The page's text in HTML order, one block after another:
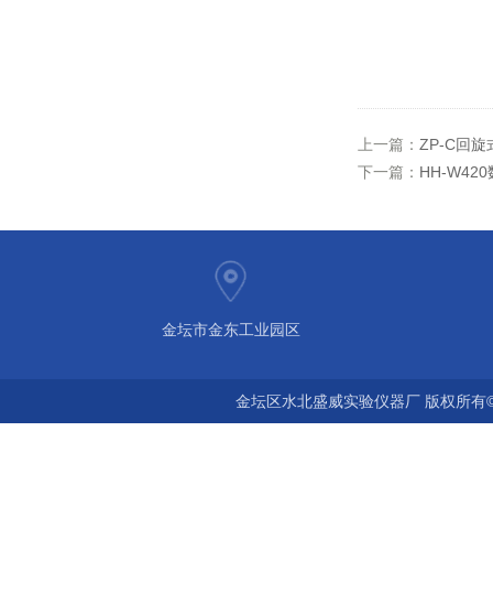
上一篇： ZP-C回旋
下一篇： HH-W420
金坛市金东工业园区
金坛区水北盛威实验仪器厂 版权所